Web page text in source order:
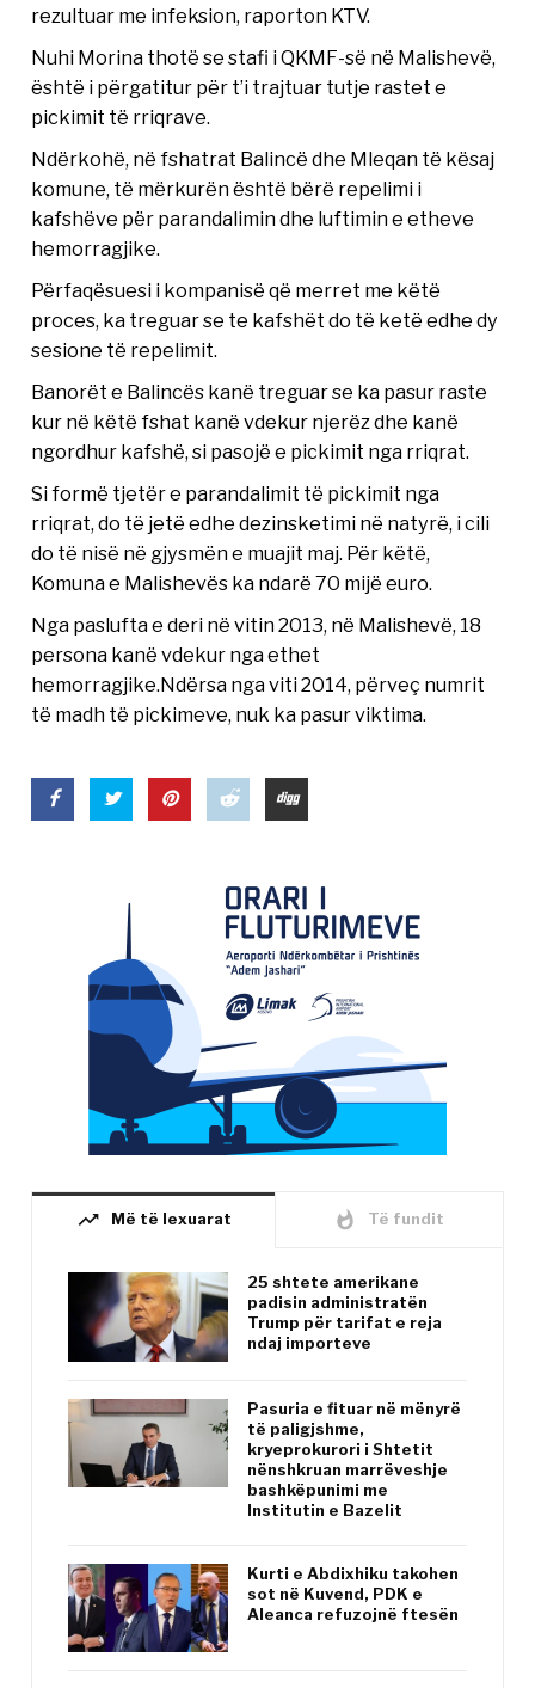
rezultuar me infeksion, raporton KTV.
Nuhi Morina thotë se stafi i QKMF-së në Malishevë,
është i përgatitur për t’i trajtuar tutje rastet e
pickimit të rriqrave.
Ndërkohë, në fshatrat Balincë dhe Mleqan të kësaj
komune, të mërkurën është bërë repelimi i
kafshëve për parandalimin dhe luftimin e etheve
hemorragjike.
Përfaqësuesi i kompanisë që merret me këtë
proces, ka treguar se te kafshët do të ketë edhe dy
sesione të repelimit.
Banorët e Balincës kanë treguar se ka pasur raste
kur në këtë fshat kanë vdekur njerëz dhe kanë
ngordhur kafshë, si pasojë e pickimit nga rriqrat.
Si formë tjetër e parandalimit të pickimit nga
rriqrat, do të jetë edhe dezinsketimi në natyrë, i cili
do të nisë në gjysmën e muajit maj. Për këtë,
Komuna e Malishevës ka ndarë 70 mijë euro.
Nga paslufta e deri në vitin 2013, në Malishevë, 18
persona kanë vdekur nga ethet
hemorragjike.Ndërsa nga viti 2014, përveç numrit
të madh të pickimeve, nuk ka pasur viktima.
trending_up Më të lexuarat whatshot Të fundit
25 shtete amerikane
padisin administratën
Trump për tarifat e reja
ndaj importeve
Pasuria e fituar në mënyrë
të paligjshme,
kryeprokurori i Shtetit
nënshkruan marrëveshje
bashkëpunimi me
Institutin e Bazelit
Kurti e Abdixhiku takohen
sot në Kuvend, PDK e
Aleanca refuzojnë ftesën